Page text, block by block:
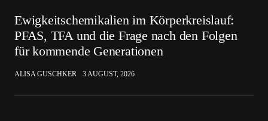
Ewigkeitschemikalien im Körperkreislauf:
PFAS, TFA und die Frage nach den Folgen
für kommende Generationen
ALISA GUSCHKER 3 AUGUST, 2026